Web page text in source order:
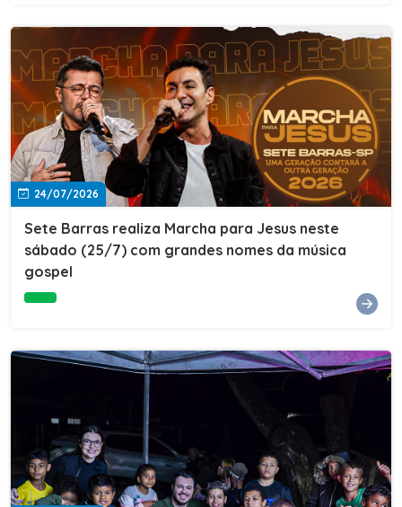
24/07/2026
Sete Barras realiza Marcha para Jesus neste
sábado (25/7) com grandes nomes da música
gospel